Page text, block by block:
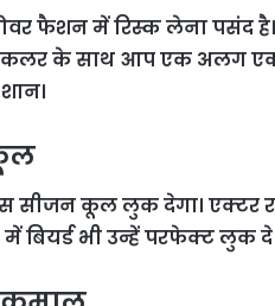
फैशन में रिस्क लेना पसंद
कलर के साथ आप एक अलग
सीजन कूल लुक देगा। एक्टर
भी उन्हें परफेक्ट लुक दे